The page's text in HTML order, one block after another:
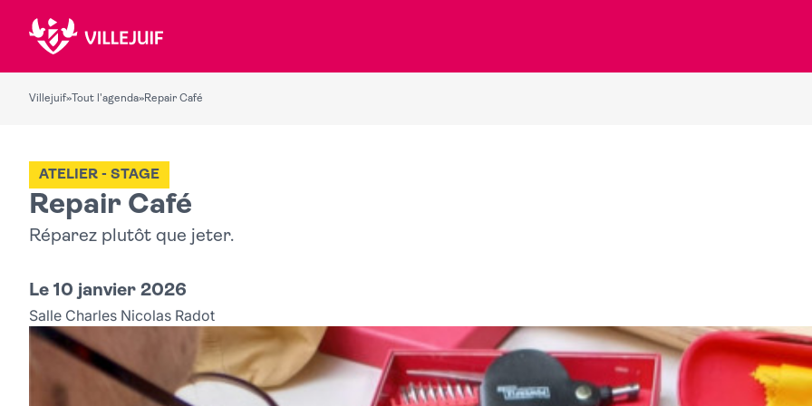
Villejuif» Tout l'agenda»Repair Café
Repair Café
ATELIER - STAGE
Réparez plutôt que jeter.
Le 10 janvier 2026
Salle Charles Nicolas Radot